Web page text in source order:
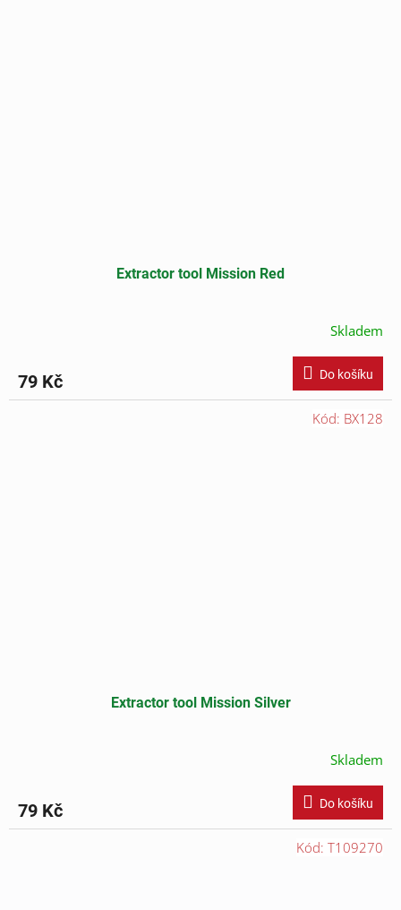
Extractor tool Mission Red
Skladem
79 Kč Do košíku
Extractor tool Mission Silver
Skladem
79 Kč Do košíku
Kód: BX128
Kód: T109270